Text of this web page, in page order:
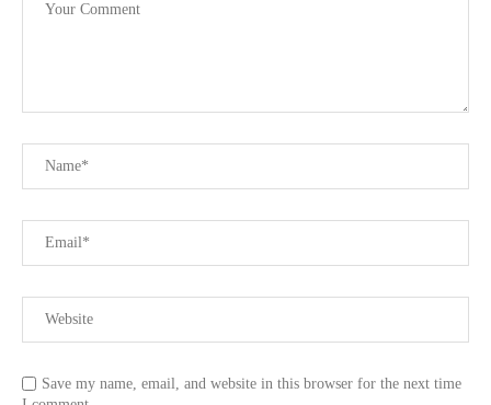
Save my name, email, and website in this browser for the next time